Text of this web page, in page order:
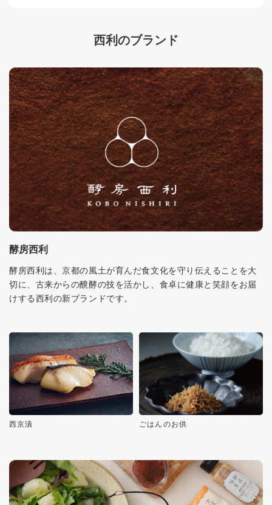
西利のブランド
酵房西利
酵房西利は、京都の風土が育んだ食文化を守り伝えることを大
切に、古来からの醗酵の技を活かし、食卓に健康と笑顔をお届
けする西利の新ブランドです。
西京漬 ごはんのお供